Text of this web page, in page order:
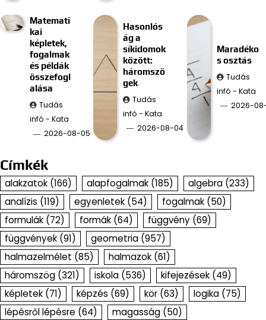
Matemati
kai
képletek,
fogalmak
és példák
összefogl
alása
Tudás
infó - Kata
2026-08-05
Hasonlós
ág a
síkidomok
között:
háromszö
gek
Tudás
infó - Kata
2026-08-04
Maradéko
s osztás
Tudás
infó - Kata
2026-
Címkék
alakzatok (166) alapfogalmak (185) algebra (233)
analízis (119) egyenletek (54) fogalmak (50)
formulák (72) formák (64) függvény (69)
függvények (91) geometria (957)
halmazelmélet (85) halmazok (61)
háromszög (321) iskola (536) kifejezések (49)
képletek (71) képzés (69) kör (63) logika (75)
lépésről lépésre (64) magasság (50)